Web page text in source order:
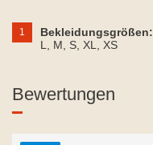
1
Bekleidungsgrößen:
L
, M , S , XL , XS
Bewertungen